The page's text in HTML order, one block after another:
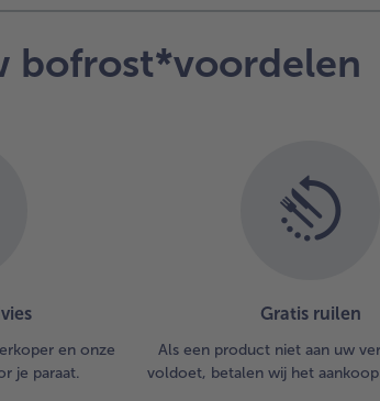
bofrost*voordelen
en onze
je paraat.
Gratis ruilen
Als een product niet aan uw
voldoet, betalen wij het